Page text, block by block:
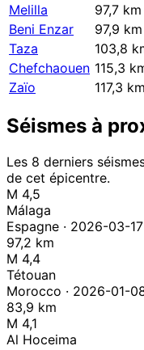
Melilla
97,7 km
Beni Enzar
97,9 km
Taza
103,8
Chefchaouen 115,3
Zaïo
117,3 km
Séismes à
Les 8 derniers
de cet épicentre.
M 4,5
Málaga
Espagne · 2026-03-
97,2 km
M 4,4
Tétouan
Morocco · 2026-01-
83,9 km
M 4,1
Al Hoceima